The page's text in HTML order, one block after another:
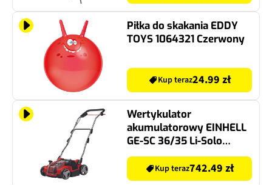
Piłka do skakania EDDY
TOYS 1064321 Czerwony
Kup teraz24.99 zł
Wertykulator
akumulatorowy EINHELL
GE-SC 36/35 Li-Solo
2x18V 35cm
Kup teraz742.49 zł